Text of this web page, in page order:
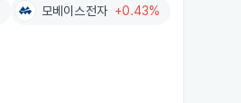
모베이스전자 +0.43%